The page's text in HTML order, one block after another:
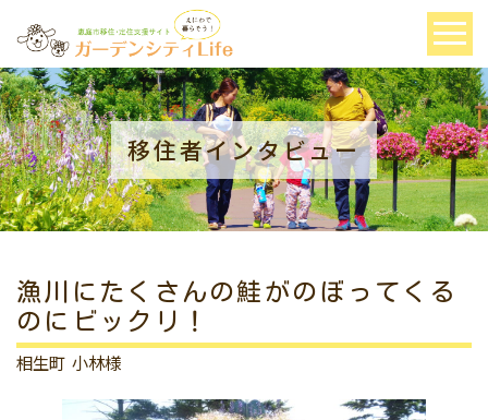
移住者インタビュー
漁川にたくさんの鮭がのぼってくる
のにビックリ！
相生町 小林様